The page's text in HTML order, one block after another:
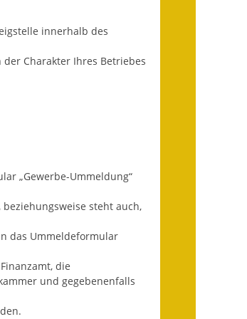
Buslinie 168
Formulare
innerhalb des
Charakter Ihres Betriebes
„Gewerbe-Ummeldung“
steht auch,
das Ummeldeformular
die
und gegebenenfalls